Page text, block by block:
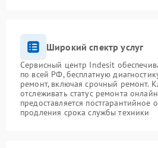
Широкий спектр услуг
Сервисный центр Indesit
по всей РФ, бесплатную
ремонт, включая срочный ремонт.
отслеживать статус ремонта
предоставляется постгарантийное
продления срока службы техники